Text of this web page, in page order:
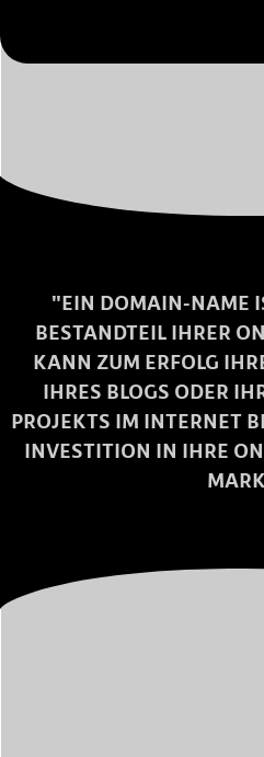
"EIN DOMAIN-NAME
BESTANDTEIL IHRER
KANN ZUM ERFOLG
IHRES BLOGS ODER
PROJEKTS IM INTERNET
INVESTITION IN IHRE